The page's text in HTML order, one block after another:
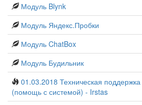
Модуль Blynk
Модуль Яндекс.Пробки
Модуль ChatBox
Модуль Будильник
01.03.2018 Техническая поддержка
(помощь с системой) - Irstas